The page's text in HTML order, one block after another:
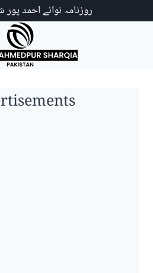
روزنامہ نوائے احمد پور